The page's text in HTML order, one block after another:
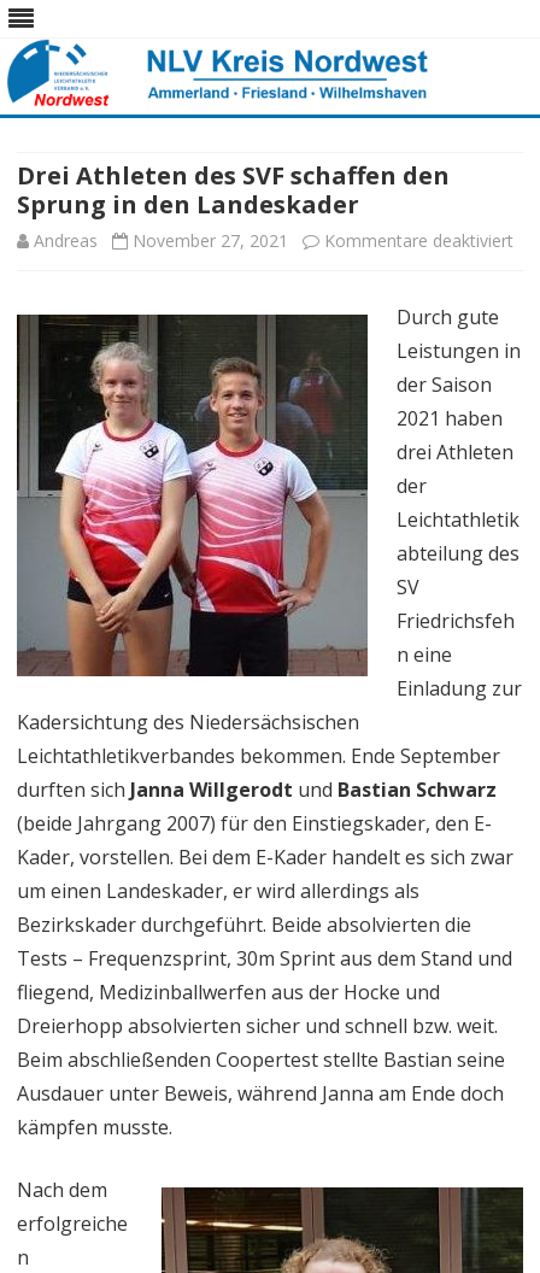
Skip
content
Drei Athleten des SVF schaffen den
Sprung in den Landeskader
Andreas November 27, 2021 Kommentare deaktiviert
den
Durch gute
Leistungen in
der Saison
2021 haben
drei Athleten
der
Leichtathletik
abteilung des
SV
Friedrichsfeh
n eine
Einladung zur
Kadersichtung des Niedersächsischen
Leichtathletikverbandes bekommen. Ende September
durften sich Janna Willgerodt und Bastian Schwarz
(beide Jahrgang 2007) für den Einstiegskader, den E-
Kader, vorstellen. Bei dem E-Kader handelt es sich zwar
um einen Landeskader, er wird allerdings als
Bezirkskader durchgeführt. Beide absolvierten die
Tests – Frequenzsprint, 30m Sprint aus dem Stand und
fliegend, Medizinballwerfen aus der Hocke und
Dreierhopp absolvierten sicher und schnell bzw. weit.
Beim abschließenden Coopertest stellte Bastian seine
Ausdauer unter Beweis, während Janna am Ende doch
kämpfen musste.
Nach dem
erfolgreiche
n